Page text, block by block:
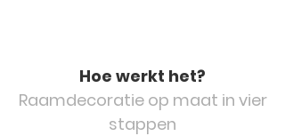
Hoe werkt het?
Raamdecoratie op maat in vier
stappen